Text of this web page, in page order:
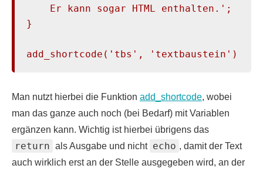
    Er kann sogar HTML enthalten.';
}
add_shortcode('tbs', 'textbaustein')
Man nutzt hierbei die Funktion add_shortcode, wobei
man das ganze auch noch (bei Bedarf) mit Variablen
ergänzen kann. Wichtig ist hierbei übrigens das
return als Ausgabe und nicht echo , damit der Text
auch wirklich erst an der Stelle ausgegeben wird, an der